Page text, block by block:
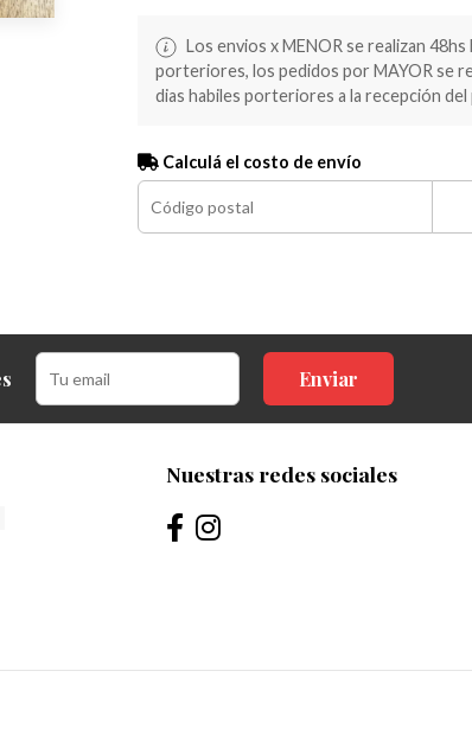
Los envios x MENOR se realizan 48hs
porteriores, los pedidos por MAYOR se
dias habiles porteriores a la recepción del
Calculá el costo de envío
Enviar
Nuestras redes sociales